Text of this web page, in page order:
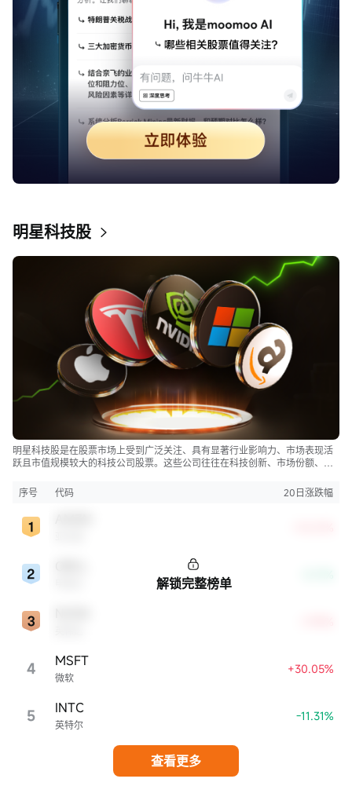
明星科技股
明星科技股是在股票市场上受到广泛关注、具有显著行业影响力、市场表现活
跃且市值规模较大的科技公司股票。这些公司往往在科技创新、市场份额、品
市，特别是科技行业板块乃至全球经济具有显著影响。
序号 代码 20日涨跌幅
4 微软
MSFT +30.05%
5 英特尔
INTC -11.31%
解锁完整榜单
查看更多